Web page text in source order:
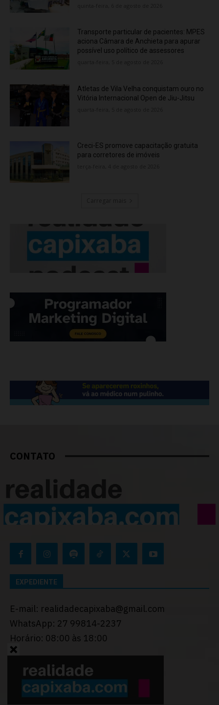
Transporte particular de pacientes: MPES
aciona Câmara de Anchieta para apurar
possível uso político de assessores
Atletas de Vila Velha conquistam ouro no
Vitória Internacional Open de Jiu-Jitsu
Creci-ES promove capacitação gratuita
para corretores de imóveis
CONTATO
EXPEDIENTE
E-mail: realidadecapixaba@gmail.com
WhatsApp: 27 99814-2237
Horário: 08:00 às 18:00
Desenvolvido porThiago Programador